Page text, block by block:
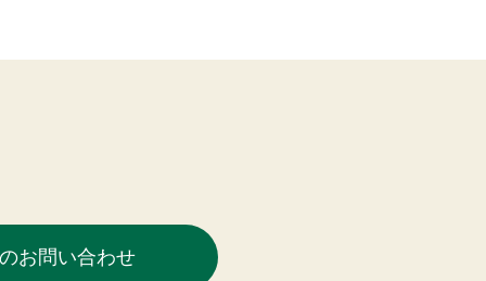
お問い合わせ